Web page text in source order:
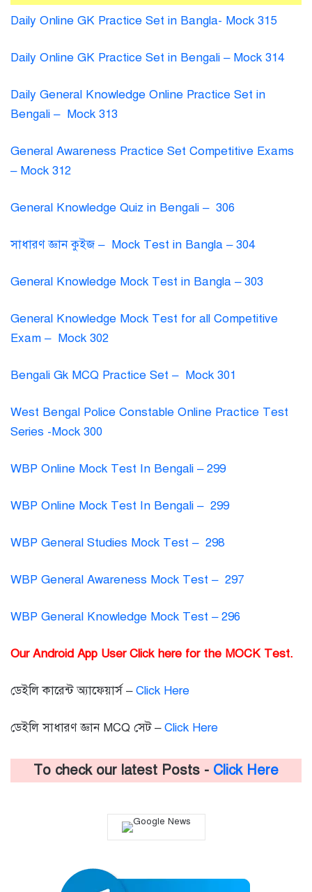
Daily Online GK Practice Set in Bangla- Mock 315
Daily Online GK Practice Set in Bengali – Mock 314
Daily General Knowledge Online Practice Set in
Bengali – Mock 313
General Awareness Practice Set Competitive Exams
– Mock 312
General Knowledge Quiz in Bengali – 306
সাধারণ জ্ঞান কুইজ – Mock Test in Bangla – 304
General Knowledge Mock Test in Bangla – 303
General Knowledge Mock Test for all Competitive
Exam – Mock 302
Bengali Gk MCQ Practice Set – Mock 301
West Bengal Police Constable Online Practice Test
Series -Mock 300
WBP Online Mock Test In Bengali – 299
WBP Online Mock Test In Bengali – 299
WBP General Studies Mock Test – 298
WBP General Awareness Mock Test – 297
WBP General Knowledge Mock Test – 296
Our Android App User Click here for the MOCK Test.
ডেইলি কারেন্ট অ্যাফেয়ার্স –Click Here
ডেইলি সাধারণ জ্ঞান MCQ সেট –Click Here
To check our latest Posts - Click Here